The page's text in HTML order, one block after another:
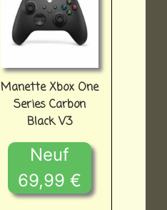
Manette Xbox One
Series Carbon
Black V3
Neuf
69,99 €